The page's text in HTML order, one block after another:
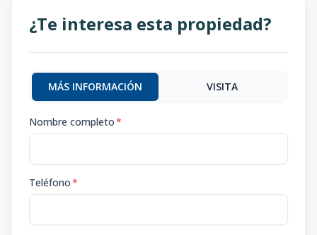
¿Te interesa esta propiedad?
MÁS INFORMACIÓN VISITA
Nombre completo*
Teléfono*